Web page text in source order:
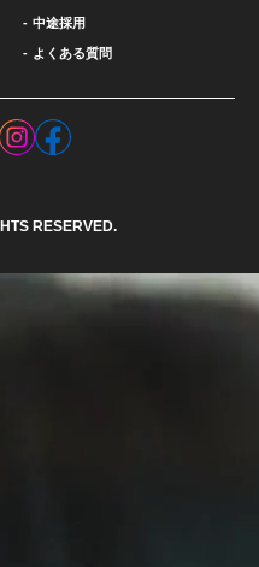
中途採用
よくある質問
RESERVED.